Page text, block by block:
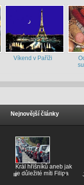
Víkend v Paříži
Nejnovější články
Král hříšníků aneb jak
je důležité míti Filipa